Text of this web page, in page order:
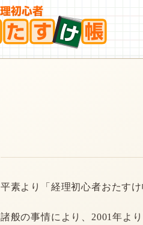
平素より「経理初心者おたす
諸般の事情により、2001年よ